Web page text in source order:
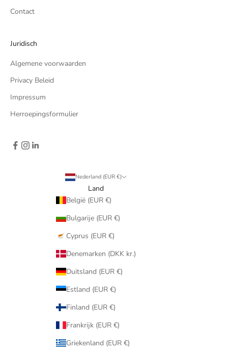
Contact
Juridisch
Algemene voorwaarden
Privacy Beleid
Impressum
Herroepingsformulier
Nederland (EUR €)
Land
België (EUR €)
Bulgarije (EUR €)
Cyprus (EUR €)
Denemarken (DKK kr.)
Duitsland (EUR €)
Estland (EUR €)
Finland (EUR €)
Frankrijk (EUR €)
Griekenland (EUR €)